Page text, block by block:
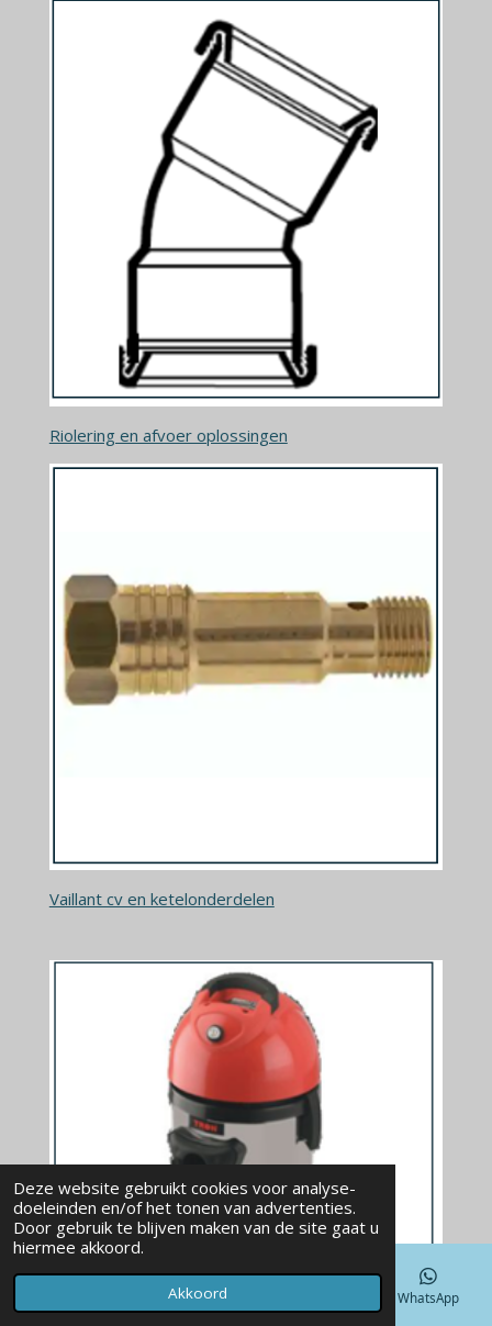
Deze website gebruikt cookies voor analyse-
doeleinden en/of het tonen van advertenties.
Door gebruik te blijven maken van de site gaat u
hiermee akkoord.
Akkoord
Riolering en afvoer oplossingen
Vaillant cv en ketelonderdelen
Telefoonnummer WhatsApp